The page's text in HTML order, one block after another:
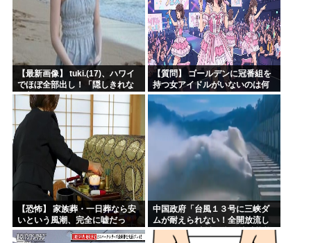
マッシヴ・アタック、シンガポール公演でパレスチナ国旗を掲...
「お父さんが私にいくら使おうと、あなたには関係ない」そう...
識者「山上徹也が安倍晋三を討たなければ、日本国は今でも統...
【最新画像】 tuki.(17)、ハワイ
でほぼ全部出し！「隠しきれな
い美貌」とSNSざわつく
【質問】 ゴールデンに冠番組を
持つ女アイドルがいないのは何
故なのか？
【恐怖】 家族葬・一日葬なら安
いという風潮、完全に嘘だっ
た・・・・
中国政府「台風１３号に三峡ダ
ムが耐えられない！全開放流し
ろ！」⇒ 下流域の街が壊滅状態